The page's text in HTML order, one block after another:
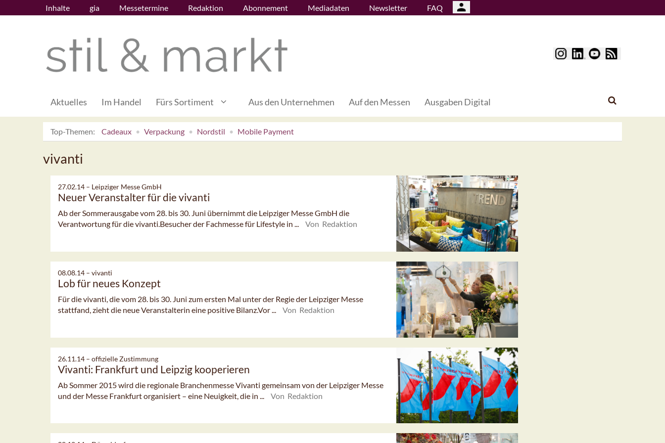
Inhalte gia Messetermine Redaktion Abonnement Mediadaten Newsletter FAQ
Aktuelles Im Handel Fürs Sortiment Aus den Unternehmen Auf den Messen Ausgaben Digital
Top-Themen: Cadeaux Verpackung Nordstil Mobile Payment
vivanti
27.02.14 – Leipziger Messe GmbH
Neuer Veranstalter für die vivanti
Ab der Sommerausgabe vom 28. bis 30. Juni übernimmt die Leipziger Messe GmbH die
Verantwortung für die vivanti.Besucher der Fachmesse für Lifestyle in ...
Von Redaktion
08.08.14 – vivanti
Lob für neues Konzept
Für die vivanti, die vom 28. bis 30. Juni zum ersten Mal unter der Regie der Leipziger Messe
stattfand, zieht die neue Veranstalterin eine positive Bilanz.Vor ...
Von Redaktion
26.11.14 – offizielle Zustimmung
Vivanti: Frankfurt und Leipzig kooperieren
Ab Sommer 2015 wird die regionale Branchenmesse Vivanti gemeinsam von der Leipziger Messe
und der Messe Frankfurt organisiert – eine Neuigkeit, die in ...
Von Redaktion